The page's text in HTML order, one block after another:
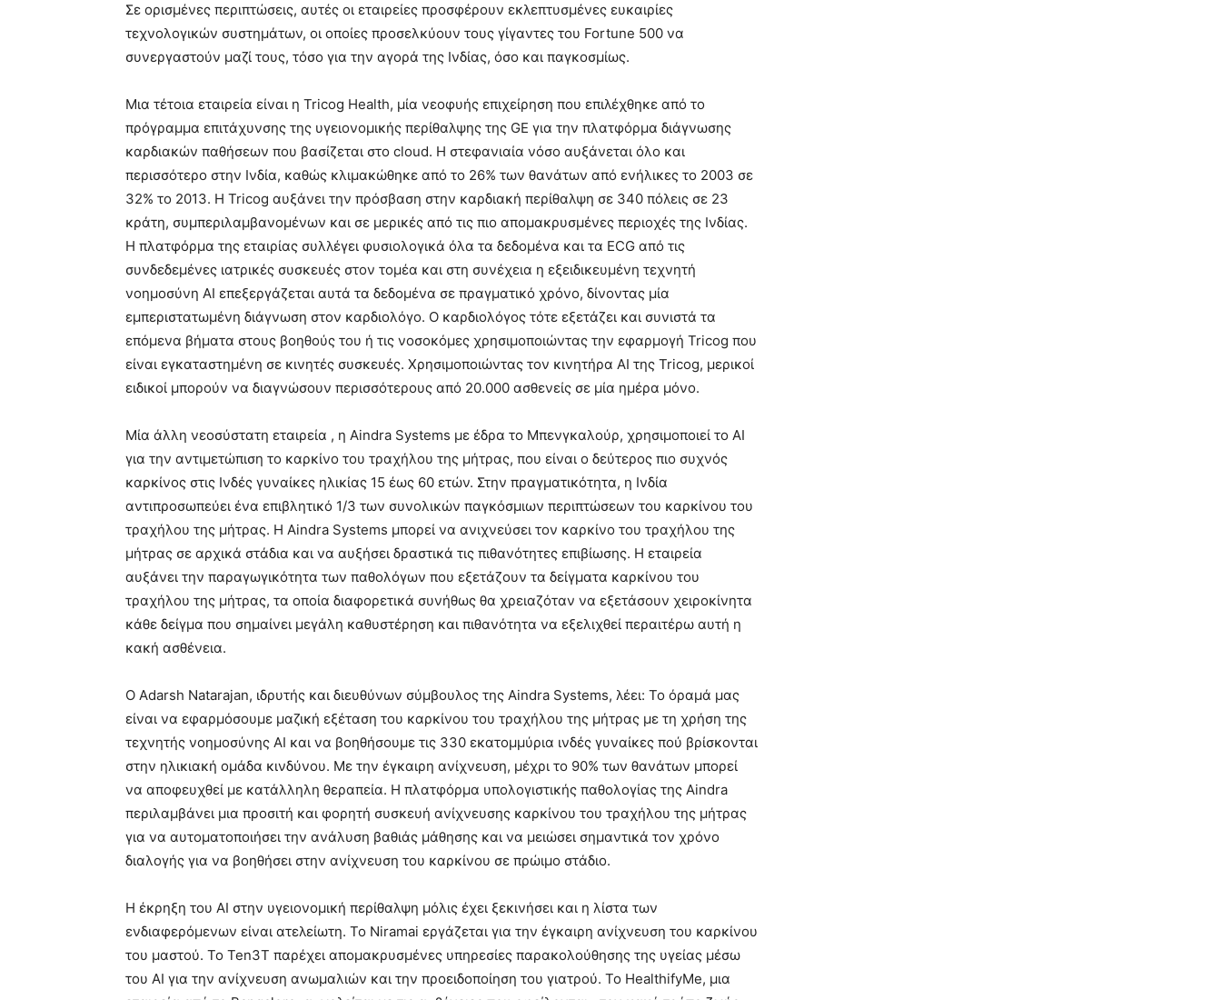
Σε ορισμένες περιπτώσεις, αυτές οι εταιρείες προσφέρουν εκλεπτυσμένες ευκαιρίες
τεχνολογικών συστημάτων, οι οποίες προσελκύουν τους γίγαντες του Fortune 500 να
συνεργαστούν μαζί τους, τόσο για την αγορά της Ινδίας, όσο και παγκοσμίως.
Μια τέτοια εταιρεία είναι η Tricog Health, μία νεοφυής επιχείρηση που επιλέχθηκε από το
πρόγραμμα επιτάχυνσης της υγειονομικής περίθαλψης της GE για την πλατφόρμα διάγνωσης
καρδιακών παθήσεων που βασίζεται στο cloud. Η στεφανιαία νόσο αυξάνεται όλο και
περισσότερο στην Ινδία, καθώς κλιμακώθηκε από το 26% των θανάτων από ενήλικες το 2003 σε
32% το 2013. Η Tricog αυξάνει την πρόσβαση στην καρδιακή περίθαλψη σε 340 πόλεις σε 23
κράτη, συμπεριλαμβανομένων και σε μερικές από τις πιο απομακρυσμένες περιοχές της Ινδίας.
Η πλατφόρμα της εταιρίας συλλέγει φυσιολογικά όλα τα δεδομένα και τα ECG από τις
συνδεδεμένες ιατρικές συσκευές στον τομέα και στη συνέχεια η εξειδικευμένη τεχνητή
νοημοσύνη AI επεξεργάζεται αυτά τα δεδομένα σε πραγματικό χρόνο, δίνοντας μία
εμπεριστατωμένη διάγνωση στον καρδιολόγο. Ο καρδιολόγος τότε εξετάζει και συνιστά τα
επόμενα βήματα στους βοηθούς του ή τις νοσοκόμες χρησιμοποιώντας την εφαρμογή Tricog που
είναι εγκαταστημένη σε κινητές συσκευές. Χρησιμοποιώντας τον κινητήρα AI της Tricog, μερικοί
ειδικοί μπορούν να διαγνώσουν περισσότερους από 20.000 ασθενείς σε μία ημέρα μόνο.
Μία άλλη νεοσύστατη εταιρεία , η Aindra Systems με έδρα το Μπενγκαλούρ, χρησιμοποιεί το AI
για την αντιμετώπιση το καρκίνο του τραχήλου της μήτρας, που είναι ο δεύτερος πιο συχνός
καρκίνος στις Ινδές γυναίκες ηλικίας 15 έως 60 ετών. Στην πραγματικότητα, η Ινδία
αντιπροσωπεύει ένα επιβλητικό 1/3 των συνολικών παγκόσμιων περιπτώσεων του καρκίνου του
τραχήλου της μήτρας. Η Aindra Systems μπορεί να ανιχνεύσει τον καρκίνο του τραχήλου της
μήτρας σε αρχικά στάδια και να αυξήσει δραστικά τις πιθανότητες επιβίωσης. Η εταιρεία
αυξάνει την παραγωγικότητα των παθολόγων που εξετάζουν τα δείγματα καρκίνου του
τραχήλου της μήτρας, τα οποία διαφορετικά συνήθως θα χρειαζόταν να εξετάσουν χειροκίνητα
κάθε δείγμα που σημαίνει μεγάλη καθυστέρηση και πιθανότητα να εξελιχθεί περαιτέρω αυτή η
κακή ασθένεια.
Ο Adarsh ​​Natarajan, ιδρυτής και διευθύνων σύμβουλος της Aindra Systems, λέει: Το όραμά μας
είναι να εφαρμόσουμε μαζική εξέταση του καρκίνου του τραχήλου της μήτρας με τη χρήση της
τεχνητής νοημοσύνης AI και να βοηθήσουμε τις 330 εκατομμύρια ινδές γυναίκες πού βρίσκονται
στην ηλικιακή ομάδα κινδύνου. Με την έγκαιρη ανίχνευση, μέχρι το 90% των θανάτων μπορεί
να αποφευχθεί με κατάλληλη θεραπεία. Η πλατφόρμα υπολογιστικής παθολογίας της Aindra
περιλαμβάνει μια προσιτή και φορητή συσκευή ανίχνευσης καρκίνου του τραχήλου της μήτρας
για να αυτοματοποιήσει την ανάλυση βαθιάς μάθησης και να μειώσει σημαντικά τον χρόνο
διαλογής για να βοηθήσει στην ανίχνευση του καρκίνου σε πρώιμο στάδιο.
Η έκρηξη του ΑΙ στην υγειονομική περίθαλψη μόλις έχει ξεκινήσει και η λίστα των
ενδιαφερόμενων είναι ατελείωτη. Το Niramai εργάζεται για την έγκαιρη ανίχνευση του καρκίνου
του μαστού. Το Ten3T παρέχει απομακρυσμένες υπηρεσίες παρακολούθησης της υγείας μέσω
του AI για την ανίχνευση ανωμαλιών και την προειδοποίηση του γιατρού. Το HealthifyMe, μια